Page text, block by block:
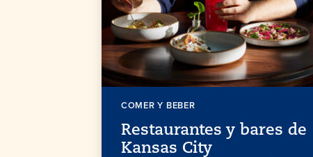
COMER Y BEBER
Restaurantes y bares de
Kansas City